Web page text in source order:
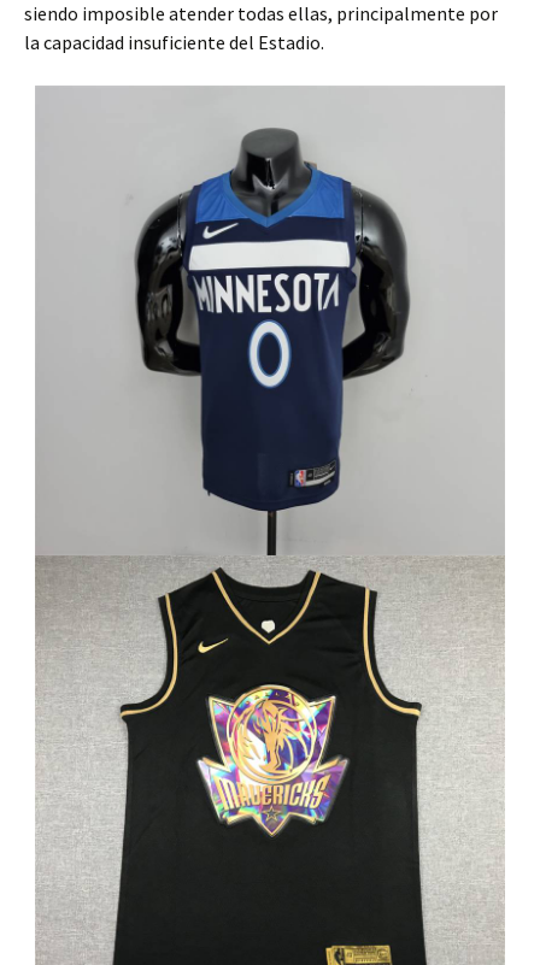
siendo imposible atender todas ellas, principalmente por
la capacidad insuficiente del Estadio.